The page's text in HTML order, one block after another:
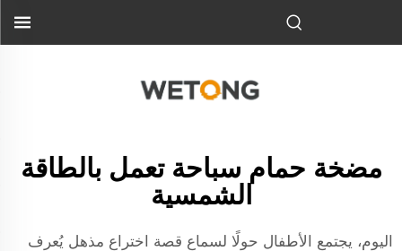
مضخة حمام سباحة تعمل بالطاقة
الشمسية
اليوم، يجتمع الأطفال حولًا لسماع قصة اختراع مذهل يُعرف